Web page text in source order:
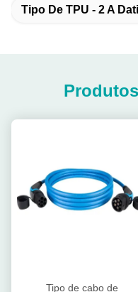
Tipo De TPU - 2 A
Tipo de cabo de